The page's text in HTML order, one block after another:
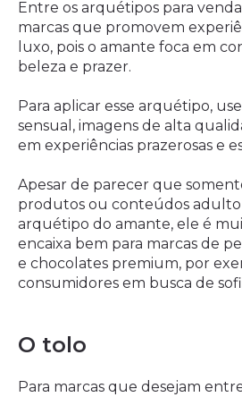
Entre os arquétipos para
marcas que promovem
luxo, pois o amante foca em
beleza e prazer.
Para aplicar esse arquétipo,
sensual, imagens de alta
em experiências prazerosas e
Apesar de parecer que
produtos ou conteúdos adulto
arquétipo do amante, ele é
encaixa bem para marcas de
e chocolates premium, por
consumidores em busca de
O tolo
Para marcas que desejam